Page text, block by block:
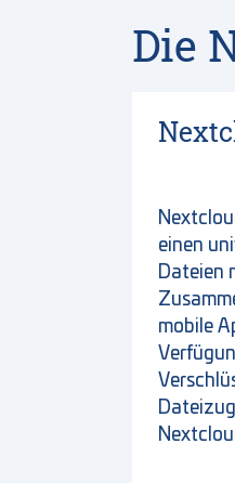
Die
einen
Dateien
mobile